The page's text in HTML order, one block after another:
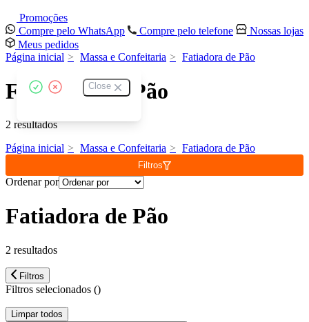
Promoções
Compre pelo WhatsApp
Compre pelo telefone
Nossas lojas
Meus pedidos
Close
Página inicial Massa e Confeitaria Fatiadora de Pão
Fatiadora de Pão
2 resultados
Página inicial
Massa e Confeitaria Fatiadora de Pão
Filtros
Ordenar por
Fatiadora de Pão
2 resultados
Filtros
Filtros selecionados ()
Limpar todos